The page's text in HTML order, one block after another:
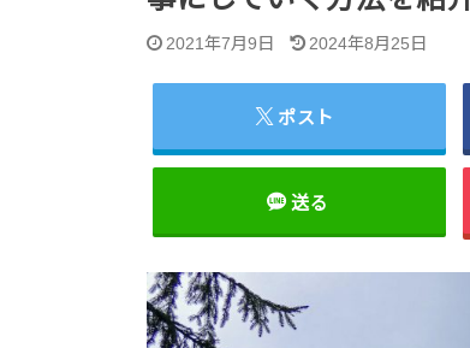
2021年7月9日 2024年8月25日
ポスト
送る